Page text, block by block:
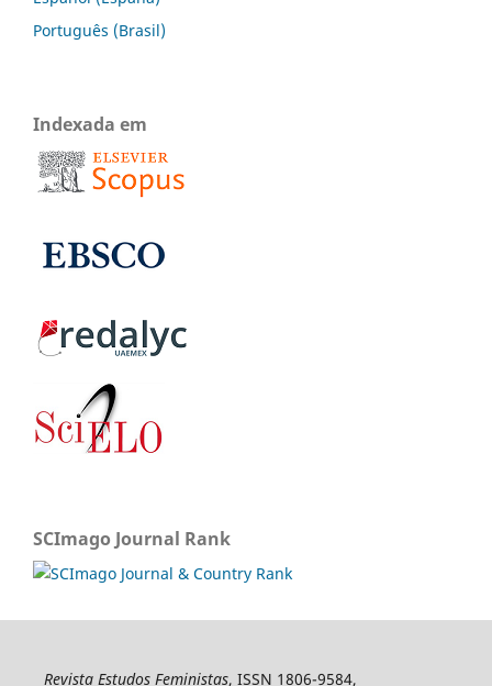
Português (Brasil)
Indexada em
SCImago Journal Rank
Revista Estudos Feministas, ISSN 1806-9584,